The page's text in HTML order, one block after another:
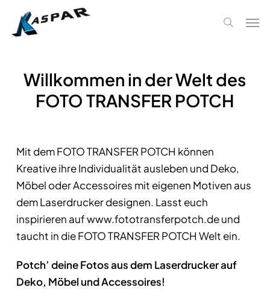
search
Willkommen in der Welt des
FOTO TRANSFER POTCH
Mit dem FOTO TRANSFER POTCH können
Kreative ihre Individualität ausleben und Deko,
Möbel oder Accessoires mit eigenen Motiven aus
dem Laserdrucker designen. Lasst euch
inspirieren auf www.fototransferpotch.de und
taucht in die FOTO TRANSFER POTCH Welt ein.
Potch’ deine Fotos aus dem Laserdrucker auf
Deko, Möbel und Accessoires!